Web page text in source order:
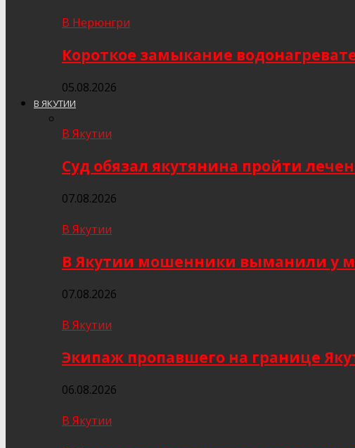
В Нерюнгри
Короткое замыкание
05.08.2026
В ЯКУТИИ
В Якутии
Суд обязал якутянина пройти
07.08.2026
В Якутии
В Якутии мошенники выманили у
07.08.2026
В Якутии
Экипаж пропавшего на границе
06.08.2026
В Якутии